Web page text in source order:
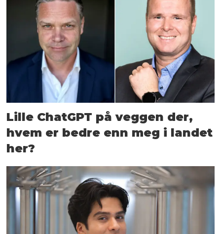
Lille ChatGPT på veggen der,
hvem er bedre enn meg i landet
her?